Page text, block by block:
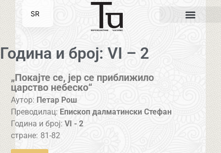
Година и број: VI – 2
„Покајте се, јер се приближило
царство небеско“
Аутор: Петар Рош
Преводилац: Епископ далматински Стефан
Година и број:VI - 2
стране: 81-82
SR
EN